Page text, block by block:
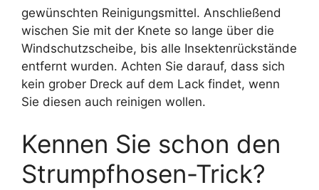
gewünschten Reinigungsmittel. Anschließend
wischen Sie mit der Knete so lange über die
Windschutzscheibe, bis alle Insektenrückstände
entfernt wurden. Achten Sie darauf, dass sich
kein grober Dreck auf dem Lack findet, wenn
Sie diesen auch reinigen wollen.
Kennen Sie schon den
Strumpfhosen-Trick?